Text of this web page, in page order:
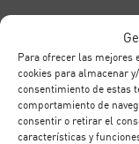
Para ofrecer las mejores
cookies para almacenar
consentimiento de estas
comportamiento de
consentir o retirar el
características y